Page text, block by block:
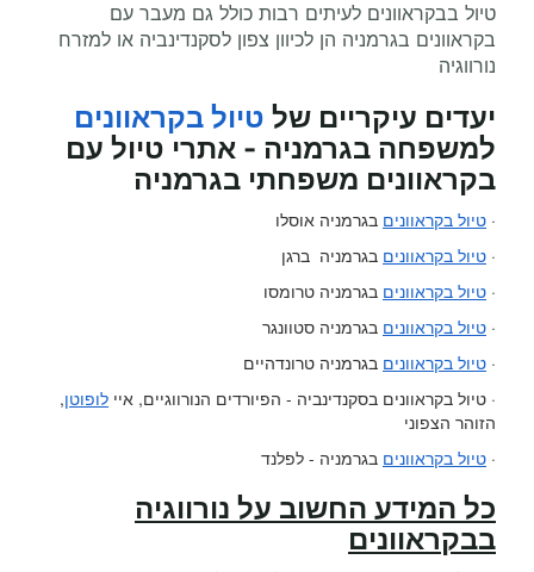
טיול בבקראוונים לעיתים רבות כולל גם מעבר עם
בקראוונים בגרמניה הן לכיוון צפון לסקנדינביה או למזרח
נורווגיה
יעדים עיקריים של טיול בקראוונים
למשפחה בגרמניה - אתרי טיול עם
בקראוונים משפחתי בגרמניה
· טיול בקראוונים בגרמניה אוסלו
· טיול בקראוונים בגרמניה ברגן
· טיול בקראוונים בגרמניה טרומסו
· טיול בקראוונים בגרמניה סטוונגר
· טיול בקראוונים בגרמניה טרונדהיים
· טיול בקראוונים בסקנדינביה - הפיורדים הנורווגיים, איי לופוטן,
הזוהר הצפוני
· טיול בקראוונים בגרמניה - לפלנד
כל המידע החשוב על נורווגיה
בבקראוונים